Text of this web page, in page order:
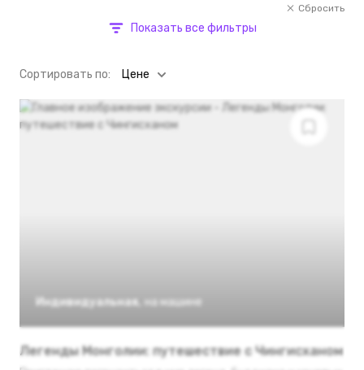
Сбросить
Показать все фильтры
Cортировать по: Цене
Индивидуальная на машине
Легенды Монголии: путешествие с Чингисханом